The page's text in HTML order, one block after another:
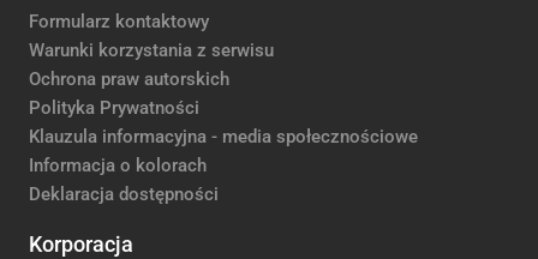
Formularz kontaktowy
Warunki korzystania z serwisu
Ochrona praw autorskich
Polityka Prywatności
Klauzula informacyjna - media społecznościowe
Informacja o kolorach
Deklaracja dostępności
Korporacja